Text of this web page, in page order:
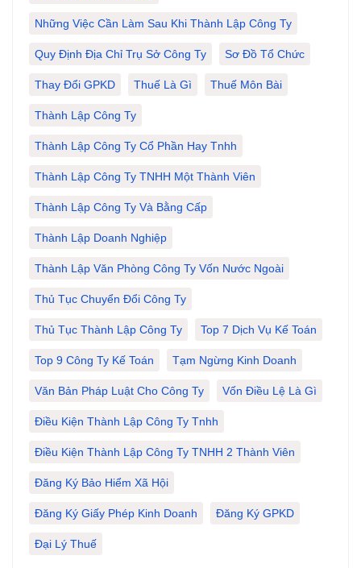
Những Việc Cần Làm Sau Khi Thành Lập Công Ty
Quy Định Địa Chỉ Trụ Sở Công Ty Sơ Đồ Tổ Chức
Thay Đổi GPKD Thuế Là Gì Thuế Môn Bài
Thành Lập Công Ty
Thành Lập Công Ty Cổ Phần Hay Tnhh
Thành Lập Công Ty TNHH Một Thành Viên
Thành Lập Công Ty Và Bằng Cấp
Thành Lập Doanh Nghiệp
Thành Lập Văn Phòng Công Ty Vốn Nước Ngoài
Thủ Tục Chuyển Đổi Công Ty
Thủ Tục Thành Lập Công Ty Top 7 Dịch Vụ Kế Toán
Top 9 Công Ty Kế Toán Tạm Ngừng Kinh Doanh
Văn Bản Pháp Luật Cho Công Ty Vốn Điều Lệ Là Gì
Điều Kiện Thành Lập Công Ty Tnhh
Điều Kiện Thành Lập Công Ty TNHH 2 Thành Viên
Đăng Ký Bảo Hiểm Xã Hội
Đăng Ký Giấy Phép Kinh Doanh Đăng Ký GPKD
Đại Lý Thuế